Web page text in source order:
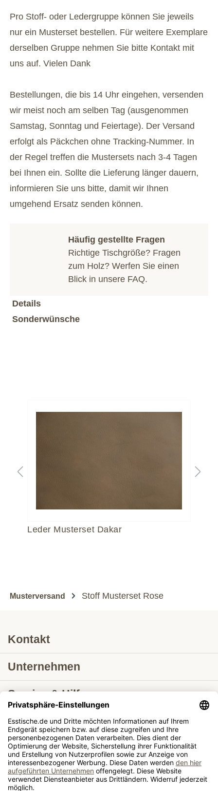
Pro Stoff- oder Ledergruppe können Sie jeweils
nur ein Musterset bestellen. Für weitere Exemplare
derselben Gruppe nehmen Sie bitte Kontakt mit
uns auf. Vielen Dank
Bestellungen, die bis 14 Uhr eingehen, versenden
wir meist noch am selben Tag (ausgenommen
Samstag, Sonntag und Feiertage). Der Versand
erfolgt als Päckchen ohne Tracking-Nummer. In
der Regel treffen die Mustersets nach 3-4 Tagen
bei Ihnen ein. Sollte die Lieferung länger dauern,
informieren Sie uns bitte, damit wir Ihnen
umgehend Ersatz senden können.
Häufig gestellte Fragen
Richtige Tischgröße? Fragen
zum Holz? Werfen Sie einen
Blick in unsere FAQ.
Details
Sonderwünsche
Leder Musterset Dakar
Musterversand Stoff Musterset Rose
Kontakt
Unternehmen
Service & Hilfe
Lieferung nach
Tische ausziehbar
Tische